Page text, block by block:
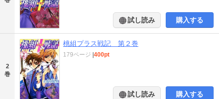
試し読み 購入する
2
巻
桃組プラス戦記 第２巻
179ページ 400pt
試し読み 購入する